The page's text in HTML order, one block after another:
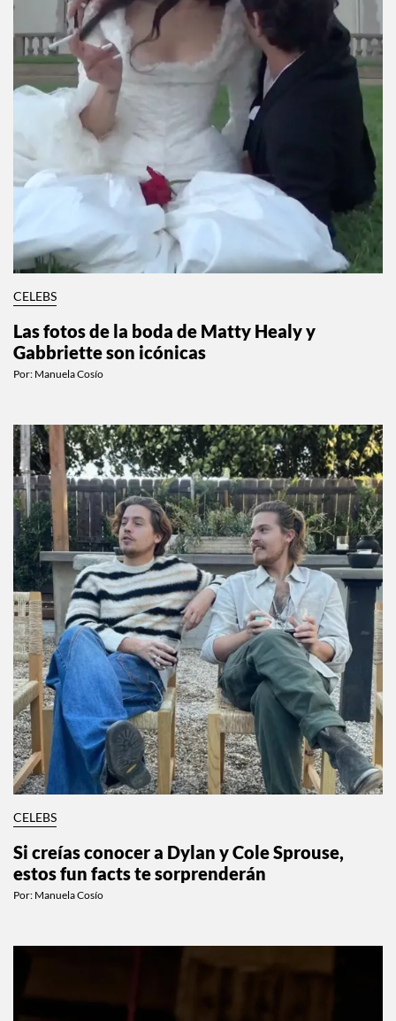
CELEBS
Las fotos de la boda de Matty Healy y
Gabbriette son icónicas
Por: Manuela Cosío
CELEBS
Si creías conocer a Dylan y Cole Sprouse,
estos fun facts te sorprenderán
Por: Manuela Cosío